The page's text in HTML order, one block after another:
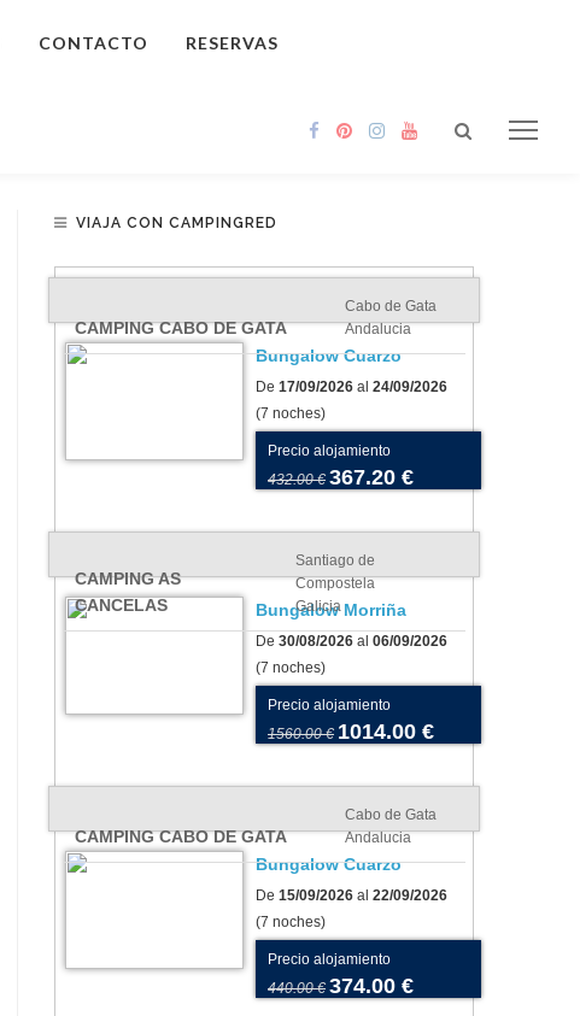
CONTACTO RESERVAS
caravana: cómo elegir el más
Camping As Cancelas:
conoce Santiago de
VIAJA CON CAMPINGRED
CAMPING CABO DE GATA
Cabo de Gata
Andalucia
Bungalow Cuarzo
De 17/09/2026 al 24/09/2026
(7 noches)
Precio alojamiento
432.00 € 367.20 €
CAMPING AS
CANCELAS
Santiago de
Compostela
Galicia
Bungalow Morriña
De 30/08/2026 al 06/09/2026
(7 noches)
Precio alojamiento
1560.00 € 1014.00 €
CAMPING CABO DE GATA
Cabo de Gata
Andalucia
Bungalow Cuarzo
De 15/09/2026 al 22/09/2026
(7 noches)
Precio alojamiento
440.00 € 374.00 €